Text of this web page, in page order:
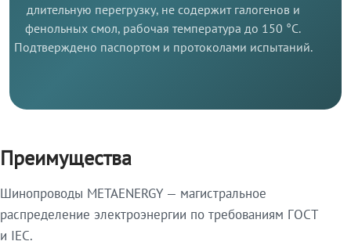
длительную перегрузку, не содержит галогенов и
фенольных смол, рабочая температура до 150 °C.
Подтверждено паспортом и протоколами испытаний.
Преимущества
Шинопроводы METAENERGY — магистральное
распределение электроэнергии по требованиям ГОСТ
и IEC.